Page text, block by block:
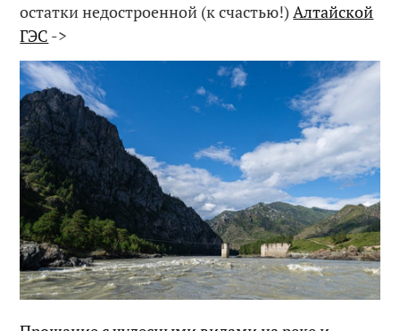
остатки недостроенной (к счастью!)Алтайской
ГЭС ->